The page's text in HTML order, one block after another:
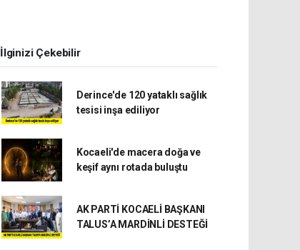
İlginizi Çekebilir
Derince'de 120 yataklı sağlık
tesisi inşa ediliyor
Kocaeli'de macera doğa ve
keşif aynı rotada buluştu
AK PARTİ KOCAELİ BAŞKANI
TALUS’A MARDİNLİ DESTEĞİ